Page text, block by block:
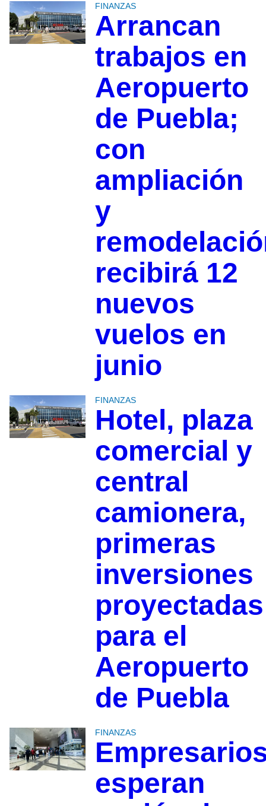
FINANZAS
Arrancan
trabajos en
Aeropuerto
de Puebla;
con
ampliación
y
recibirá 12
nuevos
vuelos en
junio
FINANZAS
Hotel, plaza
comercial y
central
camionera,
primeras
inversiones
proyectadas
para el
Aeropuerto
de Puebla
FINANZAS
esperan